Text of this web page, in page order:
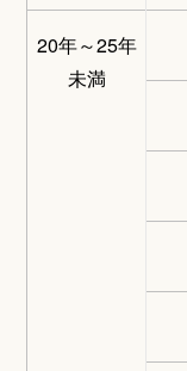
20年～25年
未満